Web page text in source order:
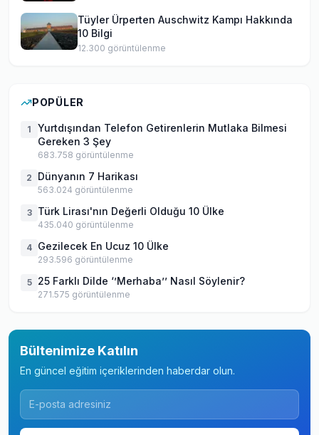
Tüyler Ürperten Auschwitz Kampı Hakkında
10 Bilgi
12.300 görüntülenme
POPÜLER
1
Yurtdışından Telefon Getirenlerin Mutlaka Bilmesi
Gereken 3 Şey
683.758 görüntülenme
2 Dünyanın 7 Harikası
563.024 görüntülenme
3 Türk Lirası'nın Değerli Olduğu 10 Ülke
435.040 görüntülenme
4 Gezilecek En Ucuz 10 Ülke
293.596 görüntülenme
5 25 Farklı Dilde ‘’Merhaba’’ Nasıl Söylenir?
271.575 görüntülenme
Bültenimize Katılın
En güncel eğitim içeriklerinden haberdar olun.